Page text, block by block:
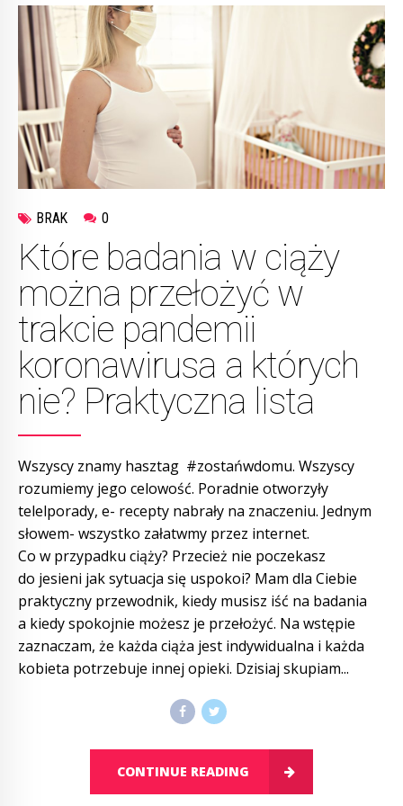
BRAK 0
Które badania w ciąży
można przełożyć w
trakcie pandemii
koronawirusa a których
nie? Praktyczna lista
Wszyscy znamy hasztag #zostańwdomu. Wszyscy
rozumiemy jego celowość. Poradnie otworzyły
telelporady, e- recepty nabrały na znaczeniu. Jednym
słowem- wszystko załatwmy przez internet.
Co w przypadku ciąży? Przecież nie poczekasz
do jesieni jak sytuacja się uspokoi? Mam dla Ciebie
praktyczny przewodnik, kiedy musisz iść na badania
a kiedy spokojnie możesz je przełożyć. Na wstępie
zaznaczam, że każda ciąża jest indywidualna i każda
kobieta potrzebuje innej opieki. Dzisiaj skupiam...
CONTINUE READING